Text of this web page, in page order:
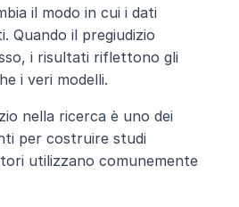
il modo in cui i dati
Quando il pregiudizio
i risultati riflettono gli
i veri modelli.
nella ricerca è uno dei
per costruire studi
utilizzano comunemente